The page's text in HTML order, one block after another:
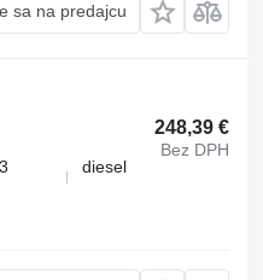
sa na predajcu
248,39 €
Bez DPH
diesel